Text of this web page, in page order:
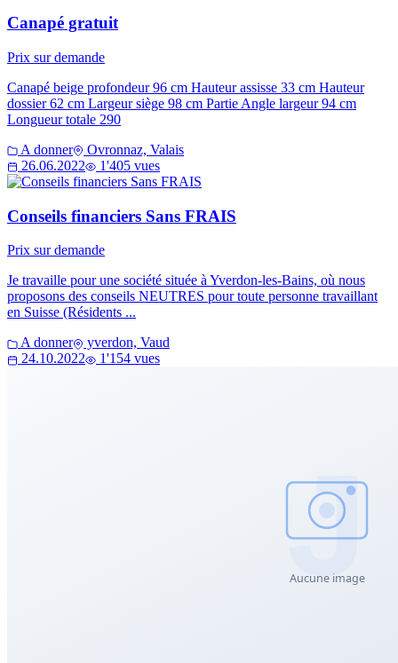
Canapé gratuit
Prix sur demande
Canapé beige profondeur 96 cm Hauteur assisse 33 cm Hauteur
dossier 62 cm Largeur siège 98 cm Partie Angle largeur 94 cm
Longueur totale 290
A donner
Ovronnaz, Valais
26.06.2022
1'405 vues
Conseils financiers Sans FRAIS
Prix sur demande
Je travaille pour une société située à Yverdon-les-Bains, où nous
proposons des conseils NEUTRES pour toute personne travaillant
en Suisse (Résidents ...
A donner
yverdon, Vaud
24.10.2022
1'154 vues